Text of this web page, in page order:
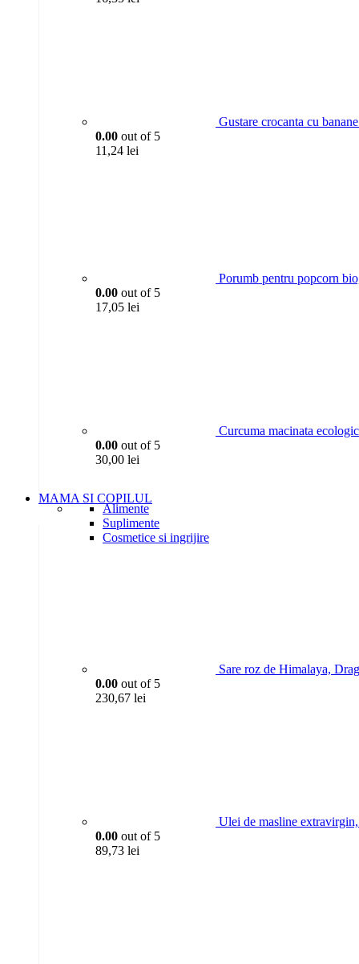
Gustare crocanta cu
0.00 out of 5
11,24 lei
Porumb pentru popcorn
0.00 out of 5
17,05 lei
Curcuma macinata
0.00 out of 5
30,00 lei
MAMA SI COPILUL
Alimente
Suplimente
Cosmetice si ingrijire
Sare roz de Himalaya,
0.00 out of 5
230,67 lei
Ulei de masline
0.00 out of 5
89,73 lei